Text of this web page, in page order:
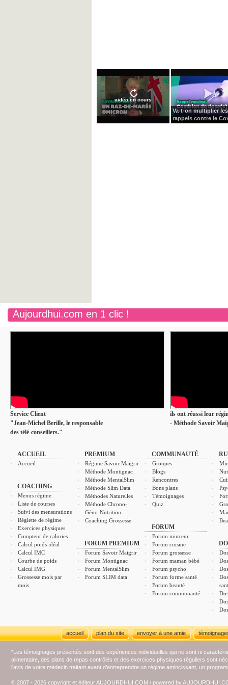
vidéo en cours
Va-t-on multiplier les
rappels contre le
Aujourdhui.com en 1 clic !
Service Client
"Jean-Michel Berille, le responsable
des télé-conseillers."
ils ont réussi leur
- Méthode Savoir
ACCUEIL
Accueil
COACHING
Menus régime
Liste de courses
Suivi des mensurations
Réglette de régime
Exercices physiques
Compteur de calories
Calcul poids idéal
Calcul IMC
Courbe de poids
Calcul IMG
Grossesse mois par
mois
PREMIUM
Régime Savoir Maigrir
Méthode Montignac
Méthode MentalSlim
Méthode Slim Data
Méthodes Naturelles
Méthode Chrono-
Géno-Nutrition
Coaching Grossesse
FORUM PREMIUM
Forum Savoir Maigrir
Forum Montignac
Forum MentalSlim
Forum SLIM data
COMMUNAUTÉ
Groupes
Blogs
Rencontres
Bons plans
Témoignages
Quiz
FORUM
Forum minceur
Forum cuisine
Forum grossesse
Forum maman bébé
Forum psycho
Forum forme santé
Forum beauté
Forum communauté
accueil plan du site envoyer à une amie
*Les témoignages présentés sont des expériences individuelles qui ne sont ni
alimentaire, des plans de repas contrôlés et des exercices physiques réguliers sont
l'avis de votre médecin traitant avant d'entreprendre un régime amincissant, un
© 2007 - 2026 copyright et éditeur AUJOURDHUI.COM / powered by